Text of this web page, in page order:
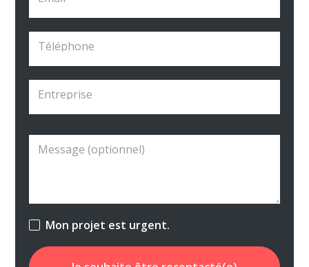
Mon projet est urgent.